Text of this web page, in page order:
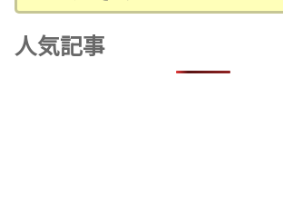
テ
ゴ
リ
人気記事